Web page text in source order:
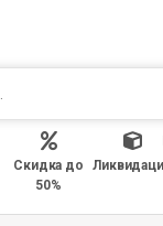
Скидка до
50%